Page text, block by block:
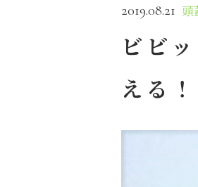
2019.08.21 頭
ビビ
える！